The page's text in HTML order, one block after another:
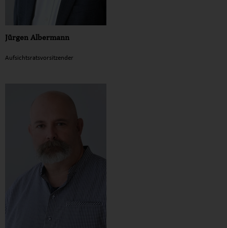
Jürgen Albermann
Aufsichtsratsvorsitzender